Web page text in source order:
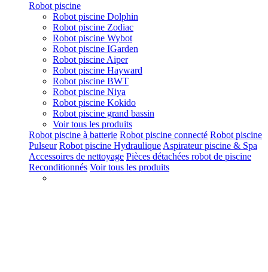
Robot piscine
Robot piscine Dolphin
Robot piscine Zodiac
Robot piscine Wybot
Robot piscine IGarden
Robot piscine Aiper
Robot piscine Hayward
Robot piscine BWT
Robot piscine Niya
Robot piscine Kokido
Robot piscine grand bassin
Voir tous les produits
Robot piscine à batterie Robot piscine connecté Robot piscine
Pulseur Robot piscine Hydraulique Aspirateur piscine & Spa
Accessoires de nettoyage Pièces détachées robot de piscine
Reconditionnés Voir tous les produits